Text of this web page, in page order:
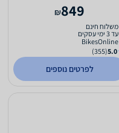
849
₪
משלוח חינם
עד 3 ימי עסקים
5.0
(355)
לפרטים נוספים